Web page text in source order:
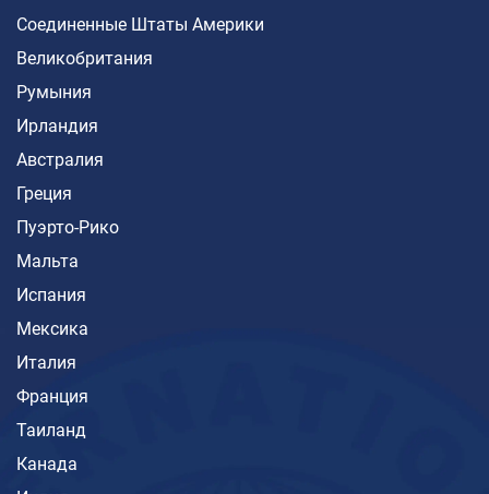
Соединенные Штаты Америки
Великобритания
Румыния
Ирландия
Австралия
Греция
Пуэрто-Рико
Мальта
Испания
Мексика
Италия
Франция
Таиланд
Канада